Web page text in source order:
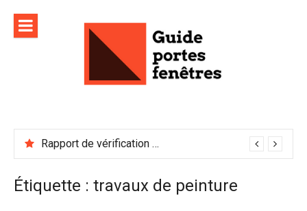
contenu
Rapport de vérification sécurité : à conserver précieusement
Étiquette : travaux de peinture